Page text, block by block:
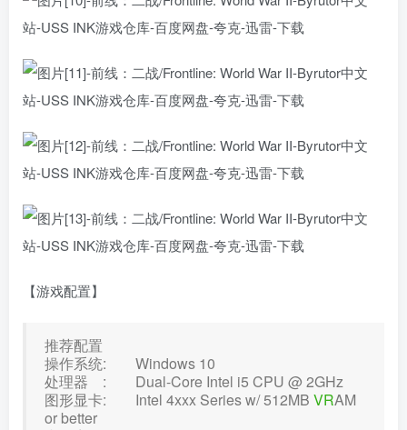
【游戏配置】
推荐配置
操作系统: Windows 10
处理器 : Dual-Core Intel i5 CPU @ 2GHz
图形显卡: Intel 4xxx Series w/ 512MB VRAM
or better